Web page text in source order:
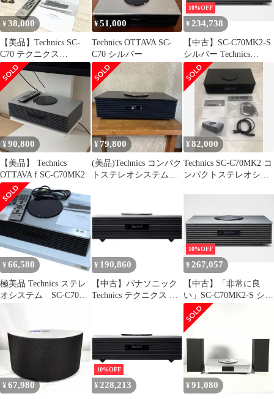
¥38,000
【美品】Technics SC-
C70 テクニクス
OTTAVA f コンパクト
ステレオシステム CD
コンポ 高級オーディオ
リモコン 取扱説明書 付
属品完備 パナソニック
¥51,000
Technics OTTAVA SC-
C70 シルバー
10%OFF
¥234,738
【中古】SC-C70MK2-S
シルバー Technics
OTTAVA f
¥90,800
【美品】 Technics
OTTAVA f SC-C70MK2
¥ 79,800
(美品)Technics コンパク
トステレオシステム
¥82,000
Technics SC-C70MK2 コ
ンパクトステレオシス
¥ 66,580
極美品 Technics ステレ
オシステム SC-C70
¥ 190,860
【中古】パナソニック
Technics テクニクス プ
フォルテ）SC-C70-
S【国内正規品】
10%OFF
¥ 267,057
【中古】「非常に良
い」SC-C70MK2-S シル
バー Technics OTTAVA f
¥67,980
10%OFF
¥ 228,213 ¥91,080